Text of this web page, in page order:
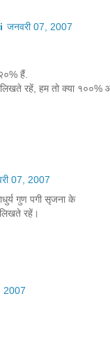
जनवरी 07, 2007
हैं.
रहें, हम तो क्या १००%
07, 2007
गुण पगी सृजना के
रहें।
2007